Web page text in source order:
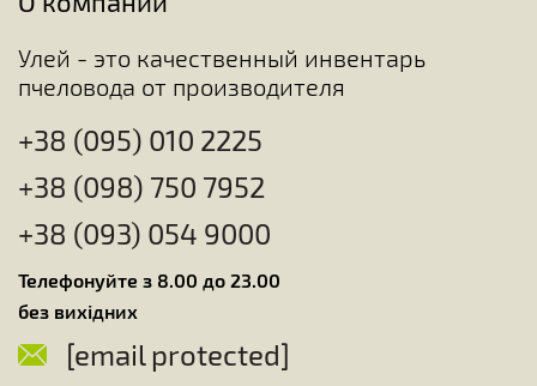
Улей - это качественный инвентарь
пчеловода от производителя
+38 (095) 010 2225
+38 (098) 750 7952
+38 (093) 054 9000
Телефонуйте з 8.00 до 23.00
без вихідних
[email protected]